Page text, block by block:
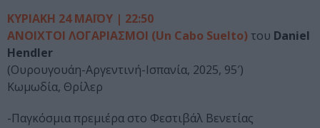
ΚΥΡΙΑΚΗ 24 ΜΑΪΟΥ | 22:50
ΑΝΟΙΧΤΟΙ ΛΟΓΑΡΙΑΣΜΟΙ (Un Cabo Suelto) του Daniel
Hendler
(Ουρουγουάη-Αργεντινή-Ισπανία, 2025, 95′)
Κωμωδία, Θρίλερ
-Παγκόσμια πρεμιέρα στο Φεστιβάλ Βενετίας